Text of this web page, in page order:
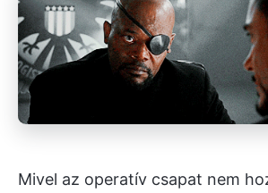
Mivel az operatív csapat nem